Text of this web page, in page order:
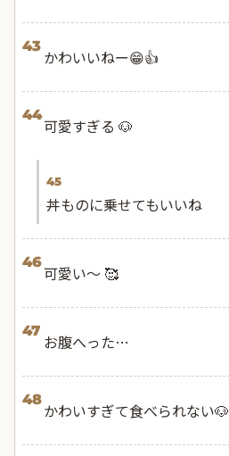
43
かわいいねー😁👍
44
可愛すぎる 🐶
45
丼ものに乗せてもいいね
46
可愛い〜 🥰
47
お腹へった…
48
かわいすぎて食べられない🐶